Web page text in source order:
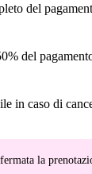
del
del
in caso di
la